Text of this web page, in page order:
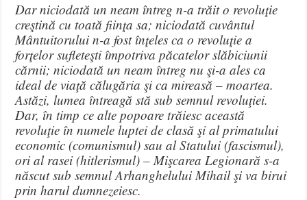
Dar niciodată un neam întreg n-a trăit o revoluţie
creştină cu toată fiinţa sa; niciodată cuvântul
Mântuitorului n-a fost înţeles ca o revoluţie a
forţelor sufleteşti împotriva păcatelor slăbiciunii
cărnii; niciodată un neam întreg nu şi-a ales ca
ideal de viaţă călugăria şi ca mireasă – moartea.
Astăzi, lumea întreagă stă sub semnul revoluţiei.
Dar, în timp ce alte popoare trăiesc această
revoluţie în numele luptei de clasă şi al primatului
economic (comunismul) sau al Statului (fascismul),
ori al rasei (hitlerismul) – Mişcarea Legionară s-a
născut sub semnul Arhanghelului Mihail şi va birui
prin harul dumnezeiesc.